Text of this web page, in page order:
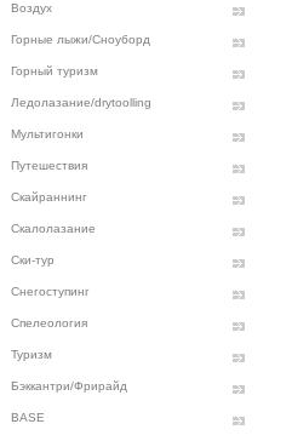
Воздух
Горные лыжи/Сноуборд
Горный туризм
Ледолазание/drytoolling
Мультигонки
Путешествия
Скайраннинг
Скалолазание
Ски-тур
Снегоступинг
Спелеология
Туризм
Бэккантри/Фрирайд
BASE